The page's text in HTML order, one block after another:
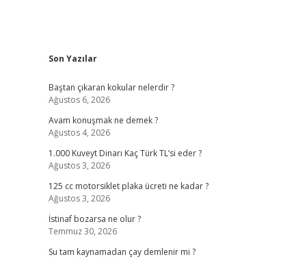
Sidebar
Son Yazılar
Baştan çıkaran kokular nelerdir ?
Ağustos 6, 2026
Avam konuşmak ne demek ?
Ağustos 4, 2026
1.000 Kuveyt Dinarı Kaç Türk TL’si eder ?
Ağustos 3, 2026
125 cc motorsiklet plaka ücreti ne kadar ?
Ağustos 3, 2026
İstinaf bozarsa ne olur ?
Temmuz 30, 2026
Su tam kaynamadan çay demlenir mi ?